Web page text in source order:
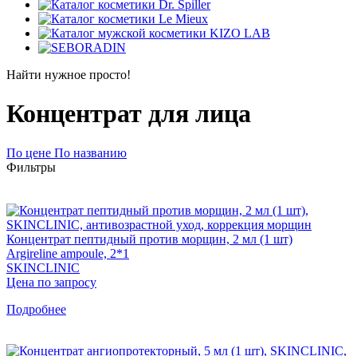
Найти нужное просто!
Концентрат для лица
По цене По названию
Фильтры
Концентрат пептидный против морщин, 2 мл (1 шт)
Argireline ampoule, 2*1
SKINCLINIC
Цена по запросу
Подробнее